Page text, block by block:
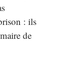
: ils
de